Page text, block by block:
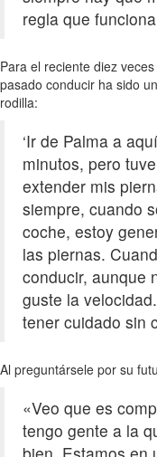
regla que
Para el reciente diez
pasado conducir ha sido
rodilla:
‘Ir de Palma a
minutos, pero
extender mis
siempre, cuando
coche, estoy
las piernas.
conducir, aunque
guste la
tener cuidado sin
Al preguntársele por su
«Veo que es
tengo gente a la